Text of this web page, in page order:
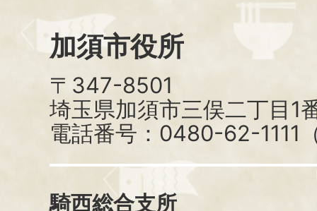
加須市役所
〒347-8501
埼玉県加須市三俣二丁目1
電話番号：0480-62-1111
騎西総合支所